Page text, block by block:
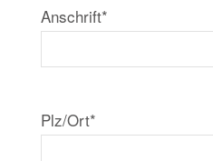
Anschrift*
Plz/Ort*